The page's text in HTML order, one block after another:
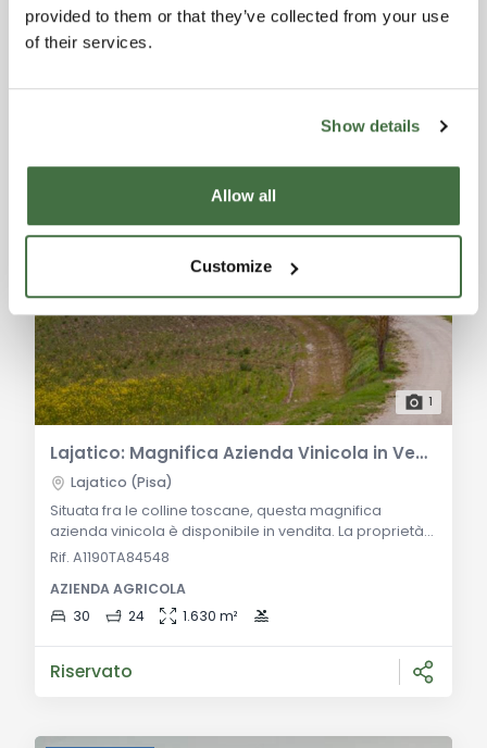
provided to them or that they’ve collected from your use
of their services.
Show details
Allow all
Customize
1
Lajatico: Magnifica Azienda Vinicola in Vendita
Lajatico (Pisa)
Situata fra le colline toscane, questa magnifica
azienda vinicola è disponibile in vendita. La proprietà
vanta una prestigiosa villa principale su due piani fuori
vano scala centrale. Al piano terra, si trova un ampio
living d'ingresso, un salone con caminetto, una
Rif. A1190TA84548
AZIENDA AGRICOLA
30
24 1.630 m²
Riservato